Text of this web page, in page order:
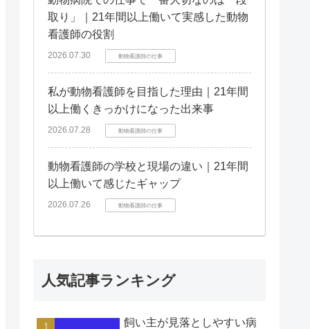
取り」｜21年間以上働いて実感した動物
看護師の役割
2026.07.30 動物看護師の仕事
私が動物看護師を目指した理由｜21年間
以上働くきっかけになった出来事
2026.07.28 動物看護師の仕事
動物看護師の学校と現場の違い｜21年間
以上働いて感じたギャップ
2026.07.26 動物看護師の仕事
人気記事ランキング
飼い主が見落としやすい病